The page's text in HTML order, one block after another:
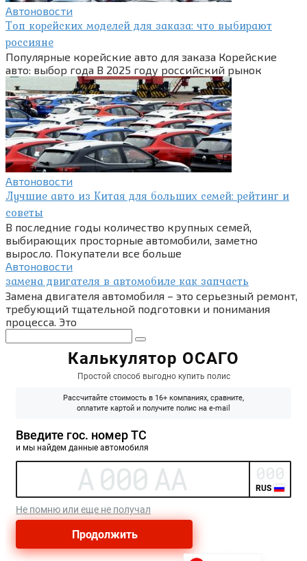
Автоновости
Топ корейских моделей для заказа: что выбирают
россияне
Популярные корейские авто для заказа Корейские
авто: выбор года В 2025 году российский рынок
Автоновости
Лучшие авто из Китая для больших семей: рейтинг и
советы
В последние годы количество крупных семей,
выбирающих просторные автомобили, заметно
выросло. Покупатели все больше
Автоновости
замена двигателя в автомобиле как запчасть
Замена двигателя автомобиля – это серьезный ремонт,
требующий тщательной подготовки и понимания
процесса. Это